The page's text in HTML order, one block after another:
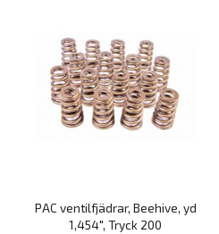
PAC ventilfjädrar, Beehive, yd
1,454", Tryck 200